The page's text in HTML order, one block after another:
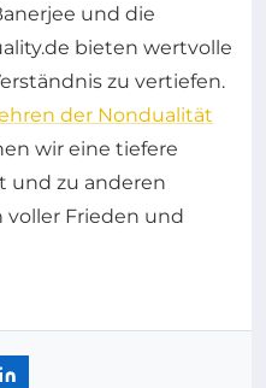
und die
bieten wertvolle
zu vertiefen.
der Nondualität
wir eine tiefere
und zu anderen
Frieden und